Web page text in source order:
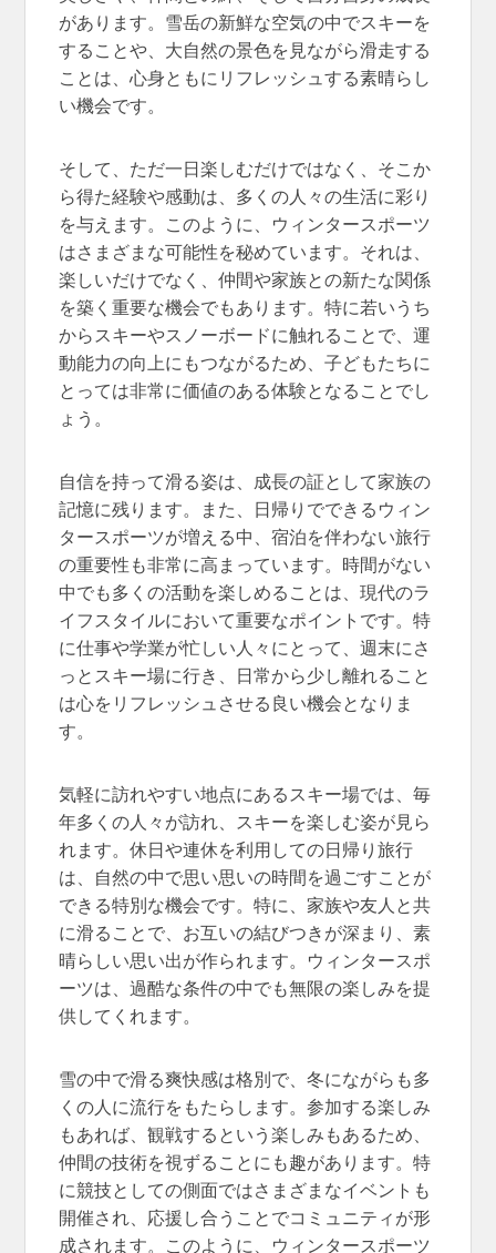
があります。雪岳の新鮮な空気の中でスキーを
することや、大自然の景色を見ながら滑走する
ことは、心身ともにリフレッシュする素晴らし
い機会です。
そして、ただ一日楽しむだけではなく、そこか
ら得た経験や感動は、多くの人々の生活に彩り
を与えます。このように、ウィンタースポーツ
はさまざまな可能性を秘めています。それは、
楽しいだけでなく、仲間や家族との新たな関係
を築く重要な機会でもあります。特に若いうち
からスキーやスノーボードに触れることで、運
動能力の向上にもつながるため、子どもたちに
とっては非常に価値のある体験となることでし
ょう。
自信を持って滑る姿は、成長の証として家族の
記憶に残ります。また、日帰りでできるウィン
タースポーツが増える中、宿泊を伴わない旅行
の重要性も非常に高まっています。時間がない
中でも多くの活動を楽しめることは、現代のラ
イフスタイルにおいて重要なポイントです。特
に仕事や学業が忙しい人々にとって、週末にさ
っとスキー場に行き、日常から少し離れること
は心をリフレッシュさせる良い機会となりま
す。
気軽に訪れやすい地点にあるスキー場では、毎
年多くの人々が訪れ、スキーを楽しむ姿が見ら
れます。休日や連休を利用しての日帰り旅行
は、自然の中で思い思いの時間を過ごすことが
できる特別な機会です。特に、家族や友人と共
に滑ることで、お互いの結びつきが深まり、素
晴らしい思い出が作られます。ウィンタースポ
ーツは、過酷な条件の中でも無限の楽しみを提
供してくれます。
雪の中で滑る爽快感は格別で、冬にながらも多
くの人に流行をもたらします。参加する楽しみ
もあれば、観戦するという楽しみもあるため、
仲間の技術を視ずることにも趣があります。特
に競技としての側面ではさまざまなイベントも
開催され、応援し合うことでコミュニティが形
成されます。このように、ウィンタースポーツ